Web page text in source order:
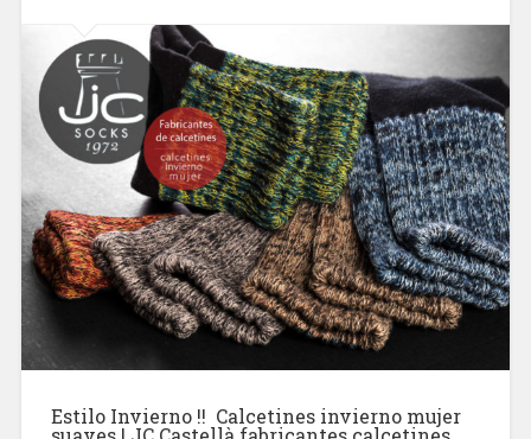
Estilo Invierno !! Calcetines invierno mujer